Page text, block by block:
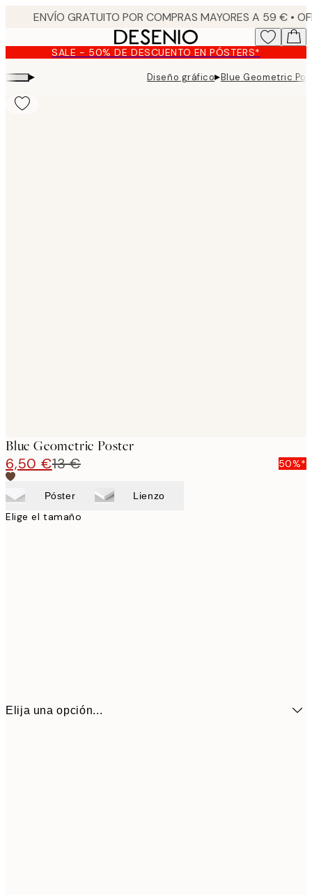
content.SALE - 50% DE DESCUENTO EN PÓSTERS*
▸ Diseño gráfico▸Blue Geometric
Blue Geometric Poster
6,50 €13 € 50%*
Póster Lienzo
Elige el tamaño
Elija una opción...